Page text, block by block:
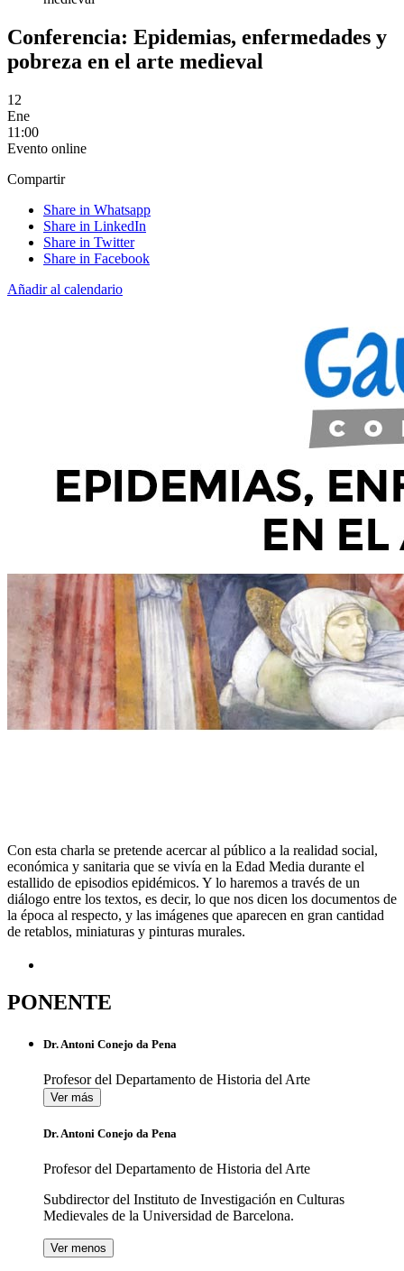
Conferencia: Epidemias, enfermedades y
pobreza en el arte medieval
12
Ene
11:00
Evento online
Compartir
Share in Whatsapp
Share in LinkedIn
Share in Twitter
Share in Facebook
Añadir al calendario
Con esta charla se pretende acercar al público a la realidad social,
económica y sanitaria que se vivía en la Edad Media durante el
estallido de episodios epidémicos. Y lo haremos a través de un
diálogo entre los textos, es decir, lo que nos dicen los documentos de
la época al respecto, y las imágenes que aparecen en gran cantidad
de retablos, miniaturas y pinturas murales.
PONENTE
Dr. Antoni Conejo da Pena
Profesor del Departamento de Historia del Arte
Ver más
Dr. Antoni Conejo da Pena
Profesor del Departamento de Historia del Arte
Subdirector del Instituto de Investigación en Culturas
Medievales de la Universidad de Barcelona.
Ver menos